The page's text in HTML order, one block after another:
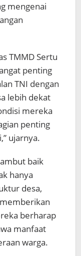
mengenai
TMMD Sertu
penting
TNI dengan
lebih dekat
mereka
penting
ujarnya.
baik
hanya
desa,
berharap
manfaat
warga.